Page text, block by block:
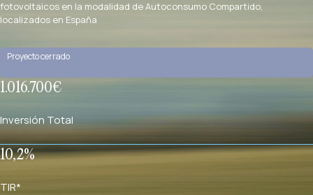
fotovoltaicos en la modalidad de Autoconsumo Compartido,
localizados en España
Proyecto cerrado
1.016.700€
Inversión Total
10,2%
TIR*